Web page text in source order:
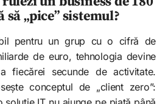
„pice” sistemul?
pentru un grup cu o cifră de
de euro, tehnologia devine
fiecărei secunde de activitate.
conceptul de „client zero”: